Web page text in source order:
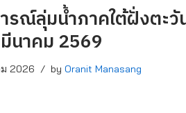
ณ์ลุ่มน้ำภาคใต้ฝั่งตะวั
มีนาคม 2569
2026 by Oranit Manasang